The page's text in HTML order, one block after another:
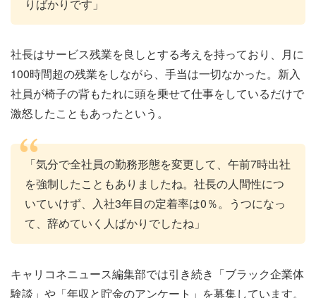
りばかりです」
社長はサービス残業を良しとする考えを持っており、月に
100時間超の残業をしながら、手当は一切なかった。新入
社員が椅子の背もたれに頭を乗せて仕事をしているだけで
激怒したこともあったという。
「気分で全社員の勤務形態を変更して、午前7時出社
を強制したこともありましたね。社長の人間性につ
いていけず、入社3年目の定着率は0％。うつになっ
て、辞めていく人ばかりでしたね」
キャリコネニュース編集部では引き続き「ブラック企業体
験談」や「年収と貯金のアンケート」を募集しています。